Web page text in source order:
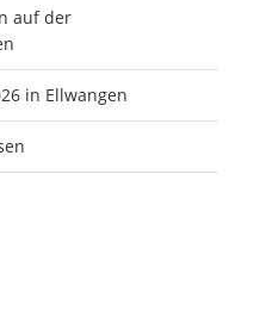
auf der
in Ellwangen